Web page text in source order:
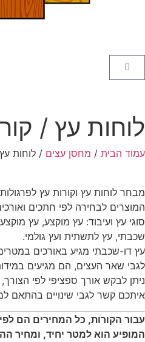
לוחות עץ /
עמוד הבית / מחסן עצים / לוחות
מבחר לוחות עץ וקורות עץ
המוצרים לבחירה לפי חתכים
סוגי עץ ועיבוד: עץ מוקצע, עץ
שכבתי, עץ לתשתית ועץ גולמי.
עץ דו-שכבתי מגיע באורכים
לגבי שאר העצים, הם מגיעים
ניתן לבקש אורך ספציפי לפי
איתכם קשר לגבי שינויים בהתאם
עבור הקורות, כל המחירים הם
המופיע הוא למטר יחיד, ומחיר